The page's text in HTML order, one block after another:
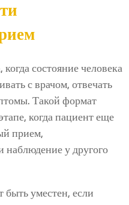
состояние человека
с врачом, отвечать
Такой формат
когда пациент еще
прием,
у другого
уместен, если